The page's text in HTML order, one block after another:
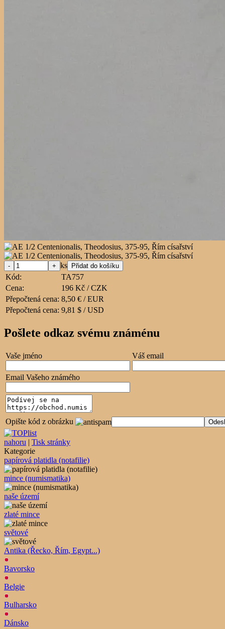
ks
Kód:
TA757
Cena:
196 Kč / CZK
Přepočtená cena: 8,50 € / EUR
Přepočtená cena: 9,81 $ / USD
Pošlete odkaz svému známénu
Vaše jméno Váš email
Email Vašeho známého
Opište kód z obrázku
nahoru | Tisk stránky
Kategorie
papírová platidla (notafilie)
mince (numismatika)
naše území
zlaté mince
světové
Antika (Řecko, Řím, Egypt...)
Bavorsko
Belgie
Bulharsko
Dánsko